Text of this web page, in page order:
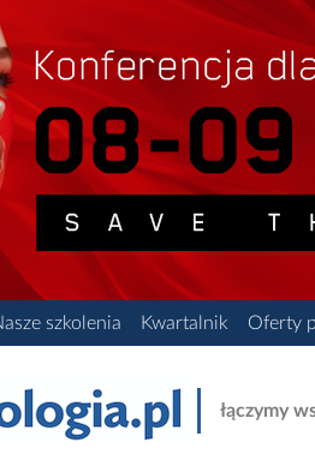
szkolenia Kwartalnik Oferty
łączymy